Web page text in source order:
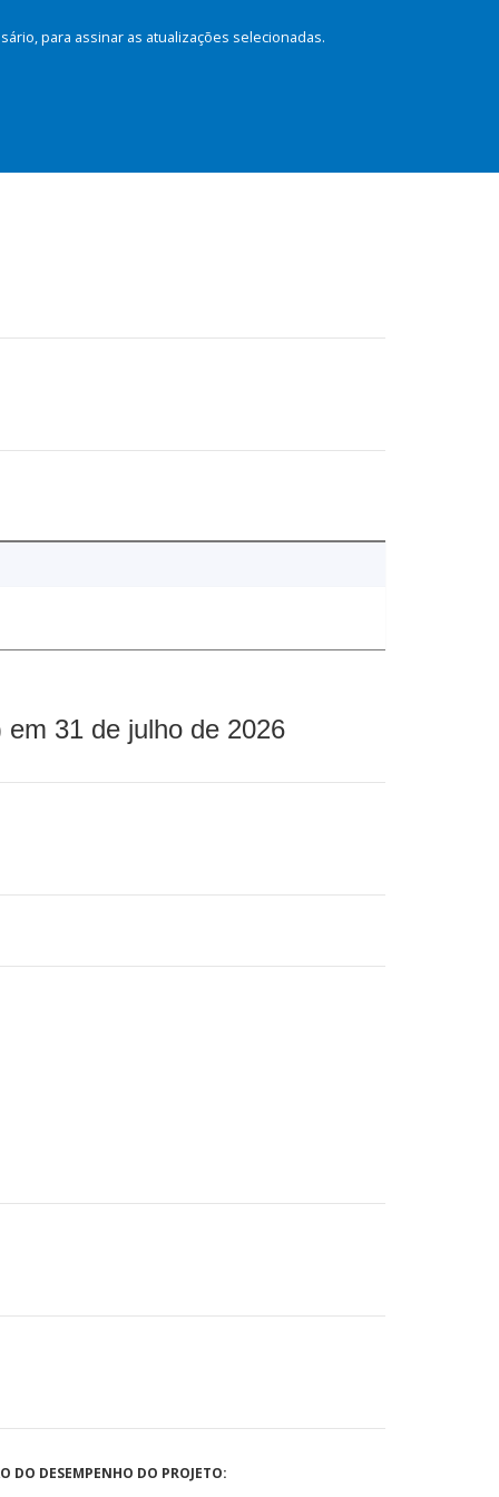
para assinar as atualizações selecionadas.
31 de julho de 2026
DO DESEMPENHO DO PROJETO: